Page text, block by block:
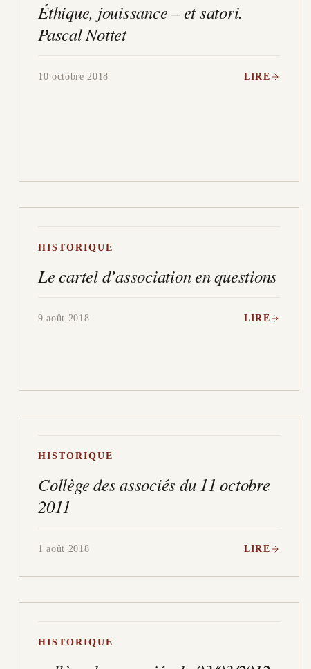
Éthique, jouissance – et satori.
Pascal Nottet
10 octobre 2018 LIRE
HISTORIQUE
Le cartel d’association en questions
9 août 2018 LIRE
HISTORIQUE
Collège des associés du 11 octobre
2011
1 août 2018 LIRE
HISTORIQUE